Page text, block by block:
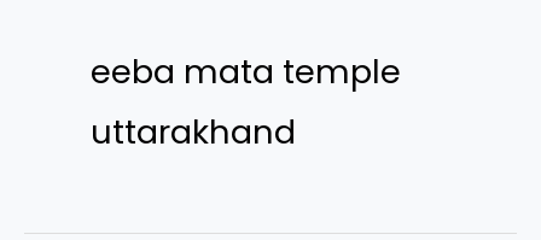
eeba mata temple
uttarakhand